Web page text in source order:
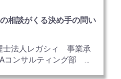
相談がくる決め手の問い
士法人レガシィ 事業承
コンサルティング部 マ